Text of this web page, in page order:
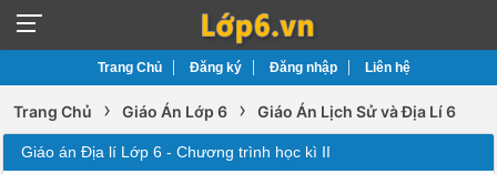
Trang Chủ Đăng ký Đăng nhập Liên hệ
Trang Chủ › Giáo Án Lớp 6 › Giáo Án Lịch Sử và Địa Lí 6
Giáo án Địa lí Lớp 6 - Chương trình học kì II